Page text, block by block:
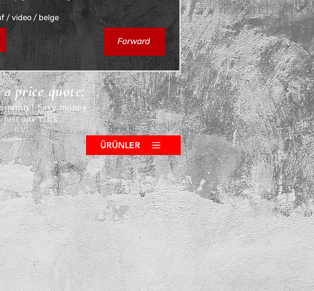
/ video / belge
Forward
price quote;
Save money
just one click.
ÜRÜNLER